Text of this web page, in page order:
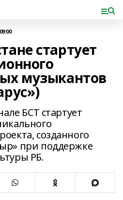
стартует
музыкантов
БСТ стартует
созданного
при поддержке
РБ.